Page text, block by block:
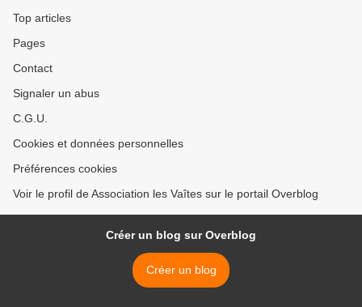
Top articles
Pages
Contact
Signaler un abus
C.G.U.
Cookies et données personnelles
Préférences cookies
Voir le profil de Association les Vaîtes sur le portail Overblog
Créer un blog sur Overblog
Créer un blog